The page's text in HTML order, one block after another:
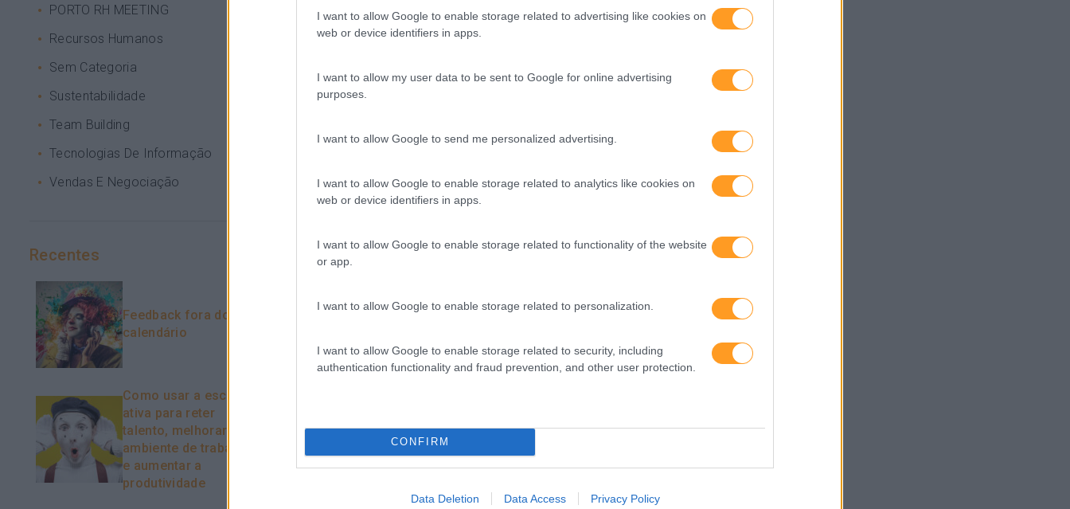
I want to allow Google to enable storage related to advertising like cookies on
web or device identifiers in apps.
I want to allow my user data to be sent to Google for online advertising
purposes.
I want to allow Google to send me personalized advertising.
I want to allow Google to enable storage related to analytics like cookies on
web or device identifiers in apps.
I want to allow Google to enable storage related to functionality of the website
or app.
I want to allow Google to enable storage related to personalization.
I want to allow Google to enable storage related to security, including
authentication functionality and fraud prevention, and other user protection.
CONFIRM
Data Deletion Data Access Privacy Policy
PORTO RH MEETING
Recursos Humanos
Sem Categoria
Sustentabilidade
Team Building
Tecnologias De Informação
Vendas E Negociação
Recentes
Feedback fora do
calendário
Como usar a escuta
ativa para reter
talento, melhorar o
ambiente de trabalho
e aumentar a
produtividade